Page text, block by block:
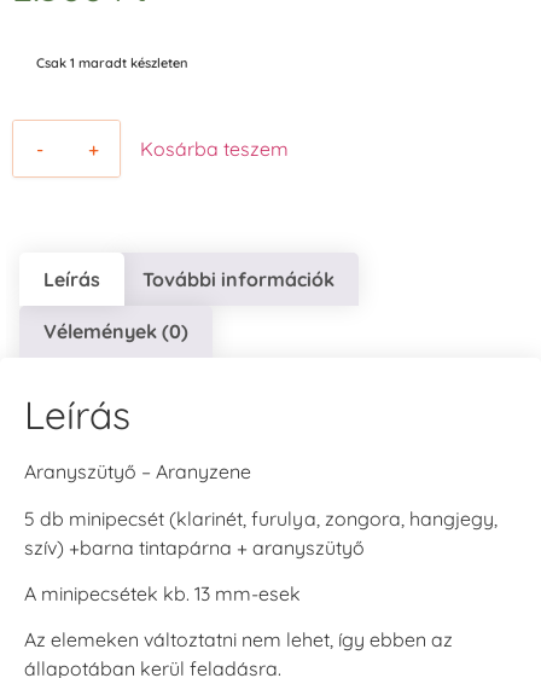
Csak 1 maradt készleten
- + Kosárba teszem
Leírás További információk
Vélemények (0)
Leírás
Aranyszütyő – Aranyzene
5 db minipecsét (klarinét, furulya, zongora, hangjegy,
szív) +barna tintapárna + aranyszütyő
A minipecsétek kb. 13 mm-esek
Az elemeken változtatni nem lehet, így ebben az
állapotában kerül feladásra.